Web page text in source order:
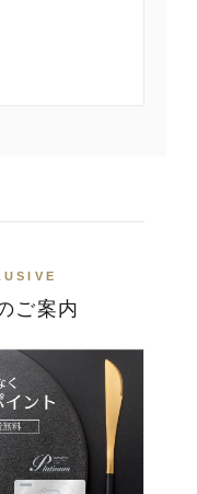
ご案内